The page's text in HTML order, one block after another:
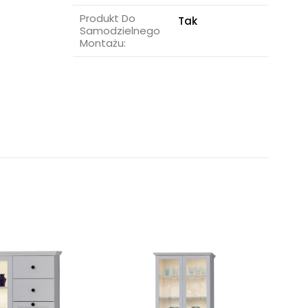
Produkt Do
Samodzielnego
Montażu:
Tak